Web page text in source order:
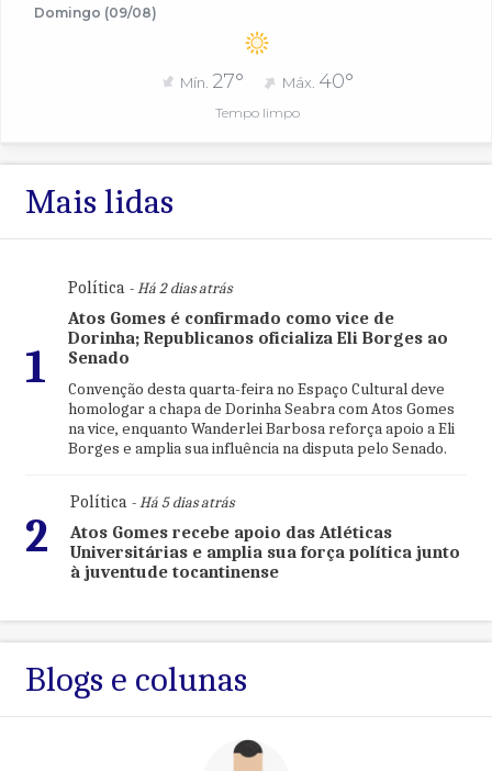
Domingo (09/08)
Mín. 27° Máx. 40°
Tempo limpo
Mais lidas
1
Política- Há 2 dias atrás
Atos Gomes é confirmado como vice de
Dorinha; Republicanos oficializa Eli Borges ao
Senado
Convenção desta quarta-feira no Espaço Cultural deve
homologar a chapa de Dorinha Seabra com Atos Gomes
na vice, enquanto Wanderlei Barbosa reforça apoio a Eli
Borges e amplia sua influência na disputa pelo Senado.
2
Política- Há 5 dias atrás
Atos Gomes recebe apoio das Atléticas
Universitárias e amplia sua força política junto
à juventude tocantinense
Blogs e colunas